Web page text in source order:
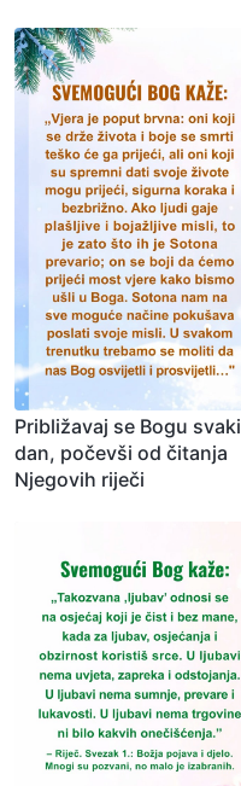
Približavaj se Bogu svaki
dan, počevši od čitanja
Njegovih riječi